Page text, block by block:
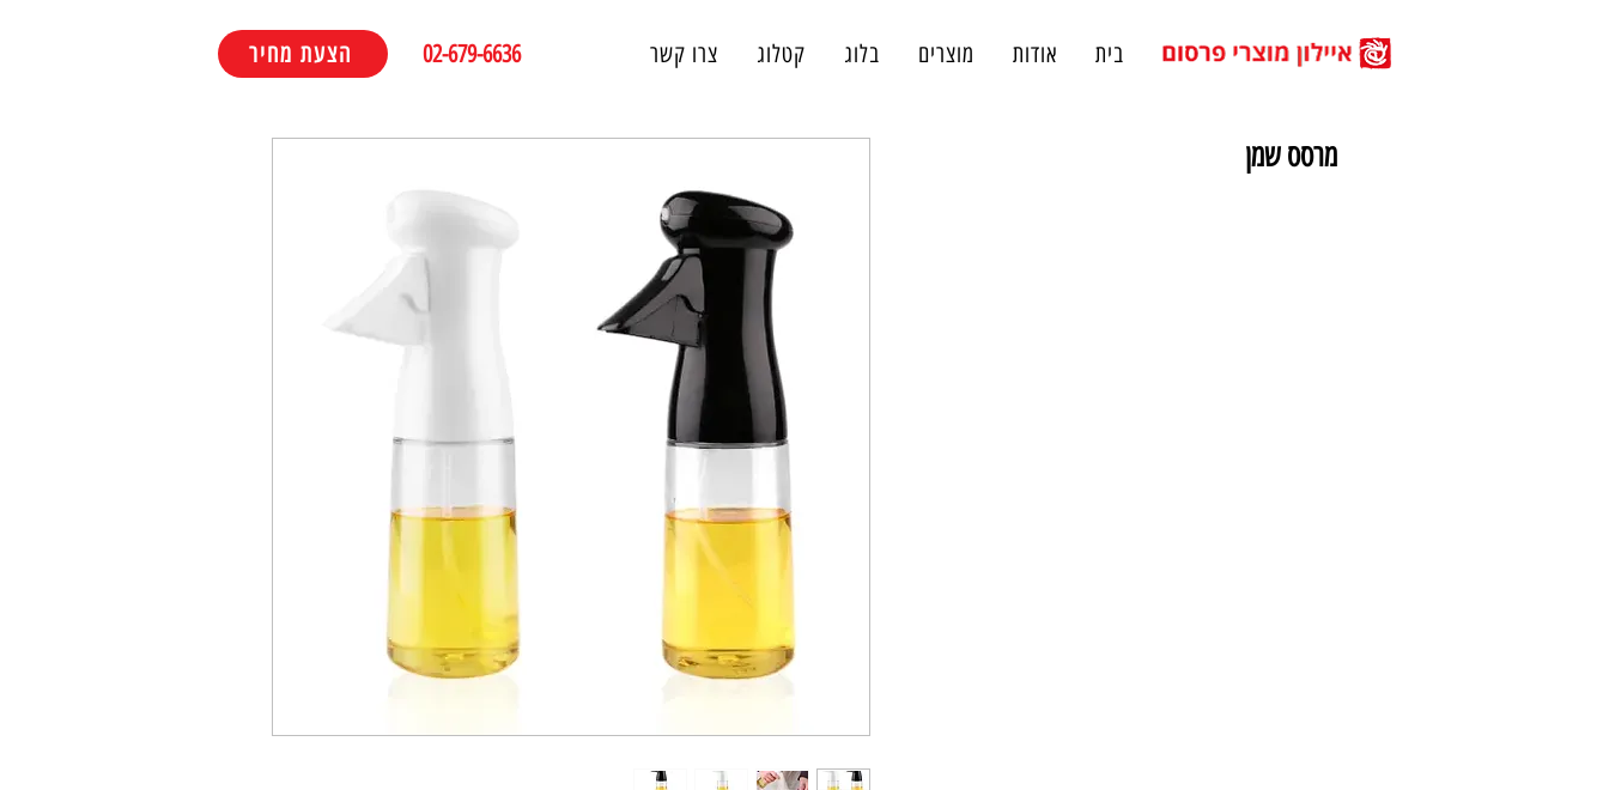
הצעת מחיר 02-679-6636 בית אודות מוצרים בלוג קטלוג צרו קשר
מרסס שמן